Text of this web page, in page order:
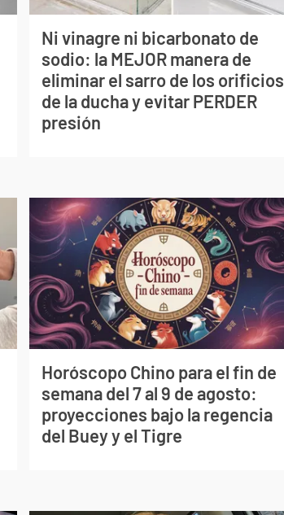
Ni vinagre ni bicarbonato de
sodio: la MEJOR manera de
eliminar el sarro de los orificios
de la ducha y evitar PERDER
presión
Horóscopo Chino para el fin de
semana del 7 al 9 de agosto:
proyecciones bajo la regencia
del Buey y el Tigre